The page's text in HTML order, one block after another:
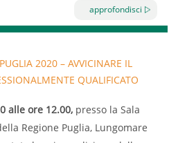
a utilizzare i canali
telefonici al 0805022558 o
dei servizi. Quanto sopra si
il rischio di diffusione
per la collaborazione.
approfondisci
2020 – AVVICINARE IL
QUALIFICATO
TERRITORIO –
alle ore 12.00, presso la Sala
Regione Puglia, Lungomare